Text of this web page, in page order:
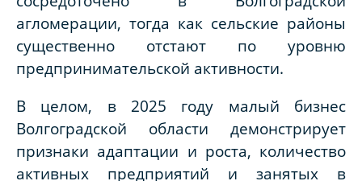
агломерации, тогда как сельские районы
существенно отстают по уровню
предпринимательской активности.
В целом, в 2025 году малый бизнес
Волгоградской области демонстрирует
признаки адаптации и роста, количество
активных предприятий и занятых в